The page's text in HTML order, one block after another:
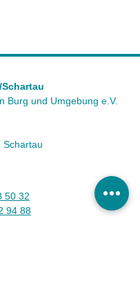
Burg und Umgebung e.V.
Schartau
50 32
94 88